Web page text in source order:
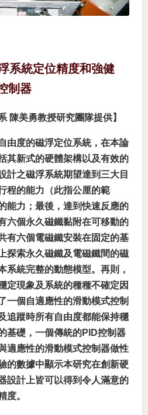
系統定位精度和強健
制器
陳美勇教授研究團隊提供】
由度的磁浮定位系統，在本論
其新式的硬體架構以及有效的
計之磁浮系統期望達到三大目
程的能力（此指公厘的範
能力；最後，達到快速反應的
六個永久磁鐵黏附在可移動的
有六個電磁鐵安裝在固定的基
探索永久磁鐵及電磁鐵間的磁
系統完整的動態模型。再則，
定現象及系統的種種不確定因
一個自適應性的滑動模式控制
追蹤時所有自由度都能保持穩
基礎，一個傳統的PID控制器
適應性的滑動模式控制器做性
的數據中顯示本研究在創新硬
設計上皆可以得到令人滿意的
度。